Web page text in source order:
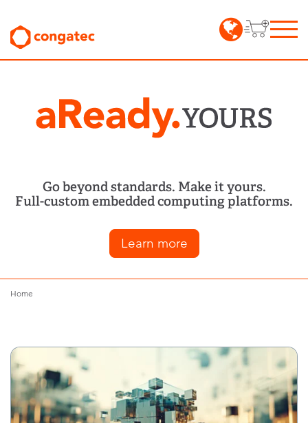
Go beyond standards. Make it yours.
Full-custom embedded computing platforms.
Learn more
Home